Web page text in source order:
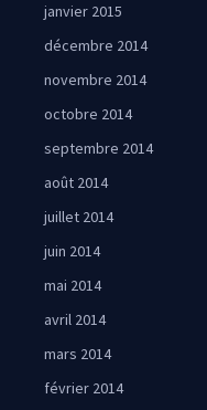
janvier 2015
décembre 2014
novembre 2014
octobre 2014
septembre 2014
août 2014
juillet 2014
juin 2014
mai 2014
avril 2014
mars 2014
février 2014